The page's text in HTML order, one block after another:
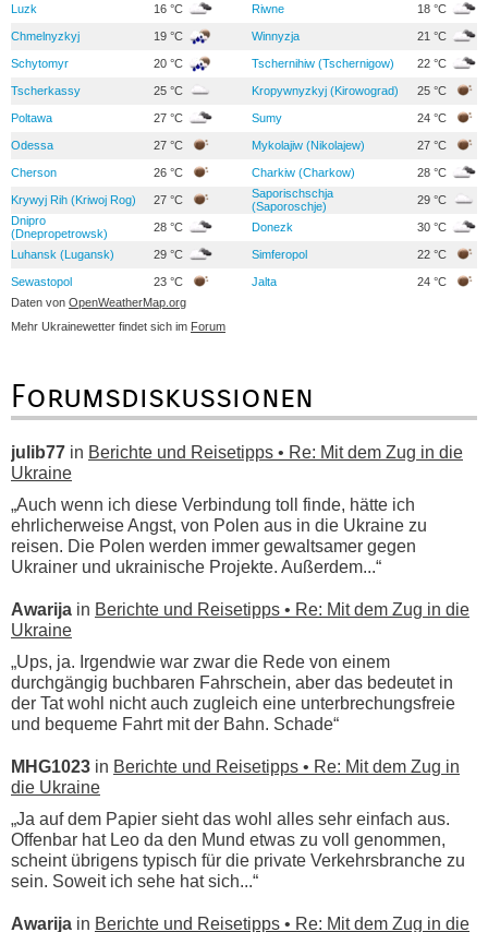
Luzk 16 °C Riwne 18 °C
Chmelnyzkyj 19 °C Winnyzja 21 °C
Schytomyr 20 °C Tschernihiw (Tschernigow) 22 °C
Tscherkassy 25 °C Kropywnyzkyj (Kirowograd) 25 °C
Poltawa 27 °C Sumy 24 °C
Odessa 27 °C Mykolajiw (Nikolajew) 27 °C
Cherson 26 °C Charkiw (Charkow) 28 °C
Krywyj Rih (Kriwoj Rog) 27 °C
Saporischschja
(Saporoschje)
29 °C
Dnipro
(Dnepropetrowsk)
28 °C Donezk 30 °C
Luhansk (Lugansk) 29 °C Simferopol 22 °C
Sewastopol 23 °C Jalta
24 °C
Daten von OpenWeatherMap.org
Mehr Ukrainewetter findet sich im Forum
Forumsdiskussionen
julib77 in Berichte und Reisetipps • Re: Mit dem Zug in die
Ukraine
„Auch wenn ich diese Verbindung toll finde, hätte ich
ehrlicherweise Angst, von Polen aus in die Ukraine zu
reisen. Die Polen werden immer gewaltsamer gegen
Ukrainer und ukrainische Projekte. Außerdem...“
Awarija in Berichte und Reisetipps • Re: Mit dem Zug in die
Ukraine
„Ups, ja. Irgendwie war zwar die Rede von einem
durchgängig buchbaren Fahrschein, aber das bedeutet in
der Tat wohl nicht auch zugleich eine unterbrechungsfreie
und bequeme Fahrt mit der Bahn. Schade“
MHG1023 in Berichte und Reisetipps • Re: Mit dem Zug in
die Ukraine
„Ja auf dem Papier sieht das wohl alles sehr einfach aus.
Offenbar hat Leo da den Mund etwas zu voll genommen,
scheint übrigens typisch für die private Verkehrsbranche zu
sein. Soweit ich sehe hat sich...“
Awarija in Berichte und Reisetipps • Re: Mit dem Zug in die